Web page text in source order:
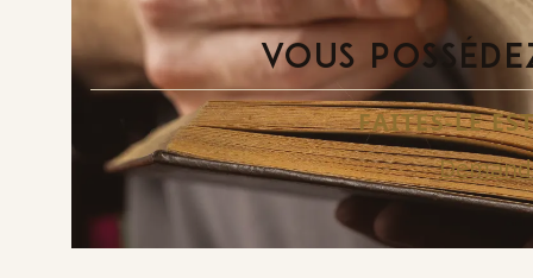
VOUS
FAITES-LE